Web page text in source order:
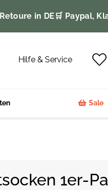
in DE 🛒 Paypal,
Hilfe & Service
Sale
1er-